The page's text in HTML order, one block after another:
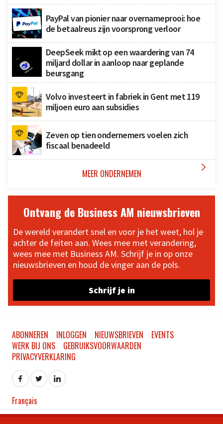
PayPal van pionier naar overnameprooi: hoe
de betaalreus zijn voorsprong verloor
DeepSeek mikt op een waardering van 74
miljard dollar in aanloop naar geplande
beursgang
Volvo investeert in fabriek in Gent met 119
miljoen euro aan subsidies
Zeven op tien ondernemers voelen zich
fiscaal benadeeld
MEER ONDERNEMEN 
Ontvang de Business AM nieuwsbrieven
De wereld verandert snel en voor je het weet, hol je
achter de feiten aan. Wees mee met verandering,
wees mee met Business AM. Schrijf je in op onze
nieuwsbrieven en houd de vinger aan de pols.
Schrijf je in
ABONNEREN INLOGGEN NIEUWSBRIEVEN
EVENTS
WERK BIJ ONS
GEBRUIKSVOORWAARDEN
PRIVACYVERKLARING
Français